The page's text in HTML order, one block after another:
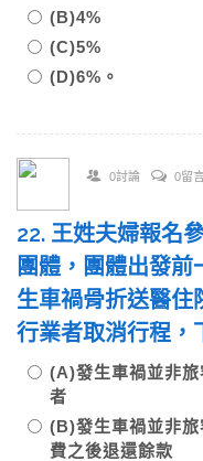
(B)4%
(C)5%
(D)6%。
0討論 0留
22. 王姓夫婦報名
團體，團體出發
生車禍骨折送醫住
行業者取消行程
(A)發生車禍並非
者
(B)發生車禍並非
費之後退還餘款